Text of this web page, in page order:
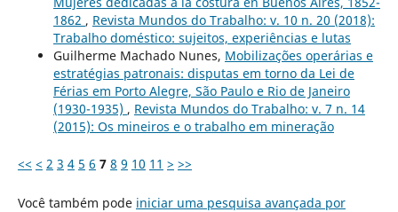
1862 , Revista Mundos do Trabalho: v. 10 n. 20 (2018):
Trabalho doméstico: sujeitos, experiências e lutas
Guilherme Machado Nunes, Mobilizações operárias e
estratégias patronais: disputas em torno da Lei de
Férias em Porto Alegre, São Paulo e Rio de Janeiro
(1930-1935) , Revista Mundos do Trabalho: v. 7 n. 14
(2015): Os mineiros e o trabalho em mineração
<< < 2 3 4 5 6 7 8 9 10 11 > >>
Você também pode iniciar uma pesquisa avançada por